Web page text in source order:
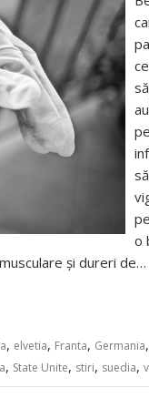
o
şi dureri de…
, elvetia, Franta, Germania,
, State Unite, stiri, suedia,